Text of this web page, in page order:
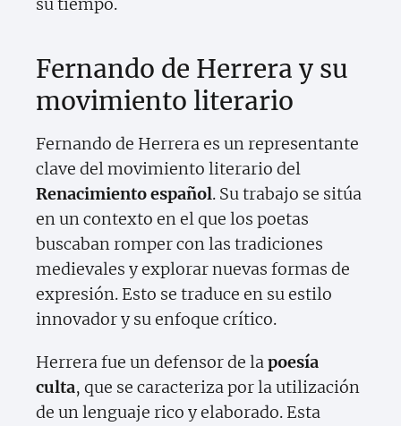
Fernando de Herrera y su
movimiento literario
Fernando de Herrera es un representante
clave del movimiento literario del
Renacimiento español. Su trabajo se sitúa
en un contexto en el que los poetas
buscaban romper con las tradiciones
medievales y explorar nuevas formas de
expresión. Esto se traduce en su estilo
innovador y su enfoque crítico.
Herrera fue un defensor de lapoesía
culta, que se caracteriza por la utilización
de un lenguaje rico y elaborado. Esta